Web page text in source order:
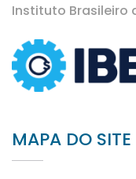
Instituto Brasileiro
MAPA DO SITE